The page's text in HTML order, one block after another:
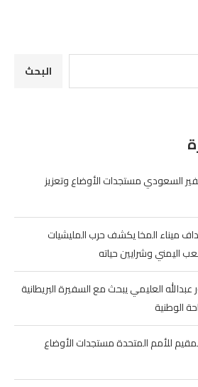
البحث
السعودي مستجدات الأوضاع وتعزيز
ميناء المخا يكشف حرب المليشيات
اليمني وشرايين حياته
العليمي يبحث مع السفيرة البريطانية
الوطنية
للأمم المتحدة مستجدات الأوضاع